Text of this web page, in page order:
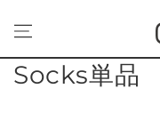
プする
コ
Socks単品